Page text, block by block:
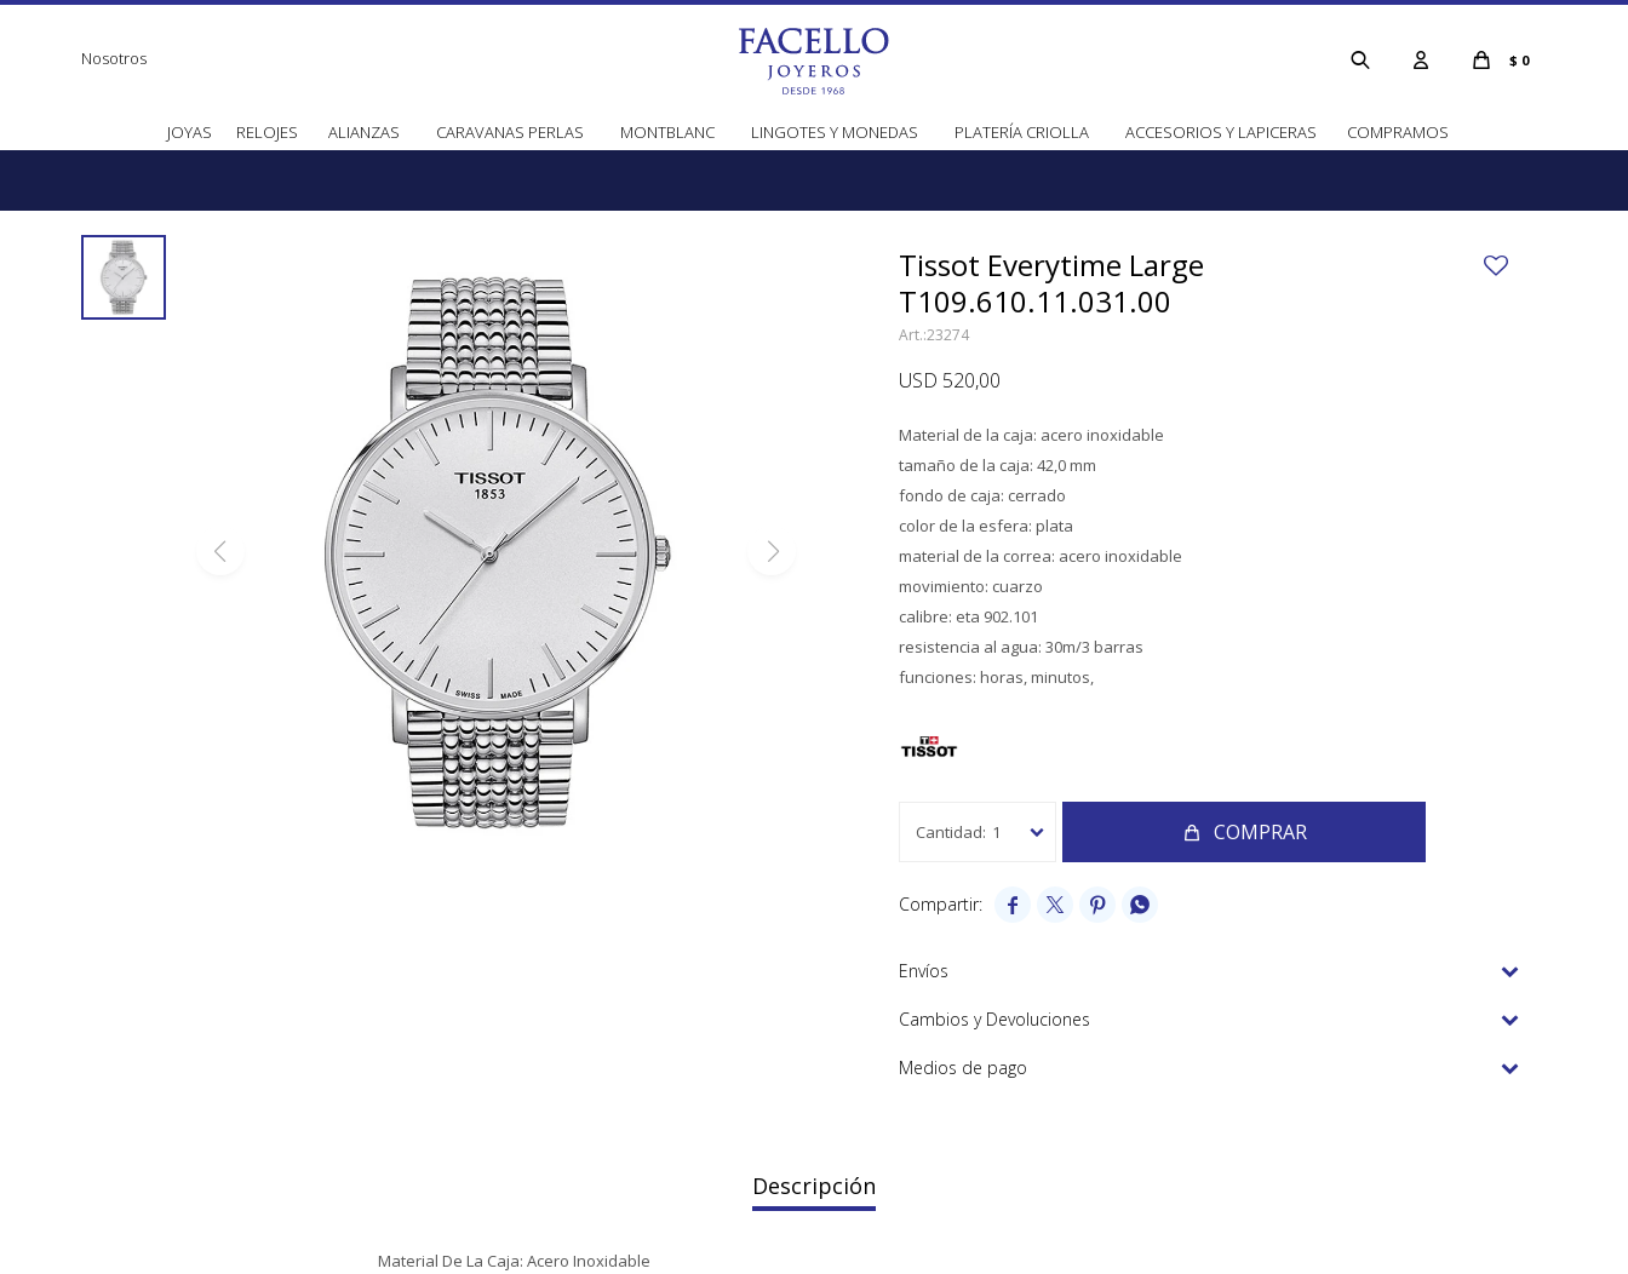
JOYAS RELOJES ALIANZAS CARAVANAS PERLAS MONTBLANC LINGOTES Y MONEDAS PLATERÍA CRIOLLA ACCESORIOS Y LAPICERAS COMPRAMOS
$ 0
Nosotros
Tissot Everytime Large
T109.610.11.031.00
23274
USD 520,00
Material de la caja: acero inoxidable
tamaño de la caja: 42,0 mm
fondo de caja: cerrado
color de la esfera: plata
material de la correa: acero inoxidable
movimiento: cuarzo
calibre: eta 902.101
resistencia al agua: 30m/3 barras
funciones: horas, minutos,
1 COMPRAR
   
Envíos
Cambios y Devoluciones
Medios de pago
Descripción
Material De La Caja: Acero Inoxidable